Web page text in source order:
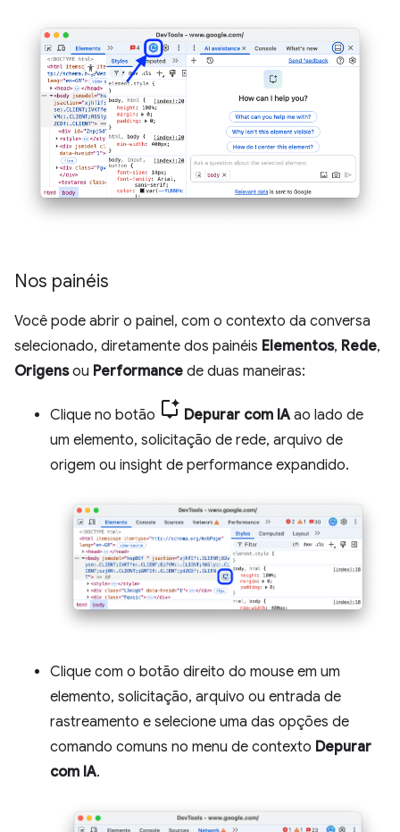
Nos painéis
Você pode abrir o painel, com o contexto da conversa
selecionado, diretamente dos painéis Elementos, Rede,
Origensou Performance de duas maneiras:
Clique no botão Depurar com IA ao lado de
um elemento, solicitação de rede, arquivo de
origem ou insight de performance expandido.
Clique com o botão direito do mouse em um
elemento, solicitação, arquivo ou entrada de
rastreamento e selecione uma das opções de
comando comuns no menu de contexto Depurar
com IA.